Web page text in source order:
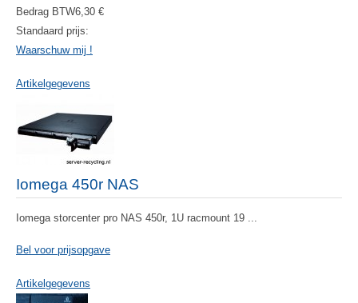
Bedrag BTW6,30 €
Standaard prijs:
Waarschuw mij !
Artikelgegevens
Iomega 450r NAS
Iomega storcenter pro NAS 450r, 1U racmount 19 ...
Bel voor prijsopgave
Artikelgegevens